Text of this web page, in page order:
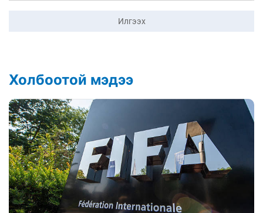
Илгээх
Холбоотой мэдээ